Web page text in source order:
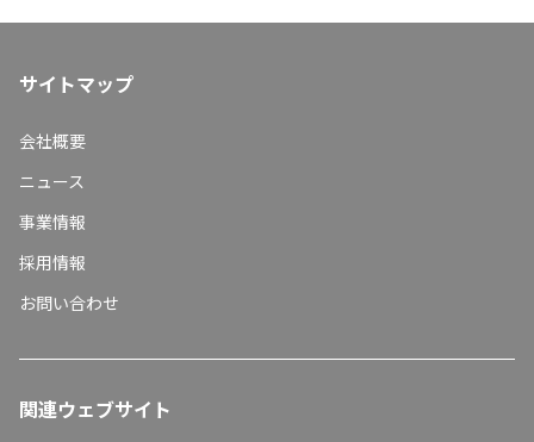
サイトマップ
会社概要
ニュース
事業情報
採用情報
お問い合わせ
関連ウェブサイト